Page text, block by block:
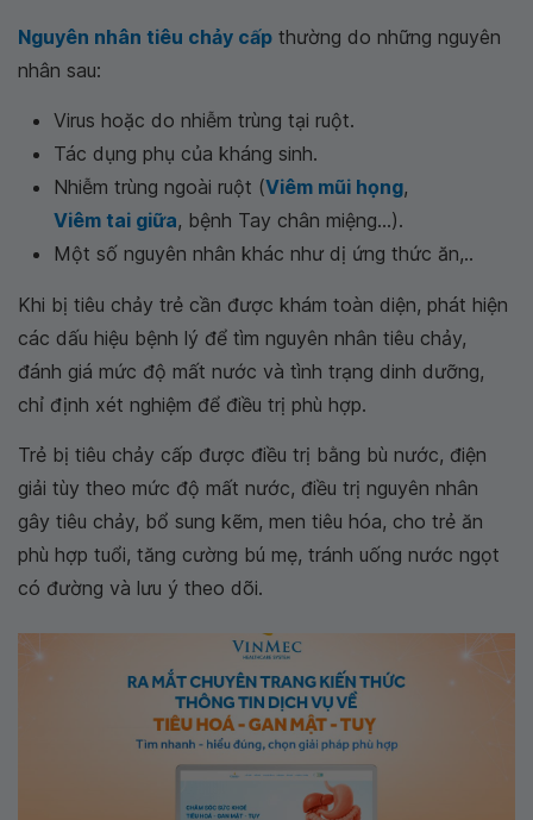
Nguyên nhân tiêu chảy cấpthường do những nguyên
nhân sau:
Virus hoặc do nhiễm trùng tại ruột.
Tác dụng phụ của kháng sinh.
Nhiễm trùng ngoài ruột (Viêm mũi họng
Viêm tai giữa , bệnh Tay chân miệng...).
Một số nguyên nhân khác như dị ứng thức ăn,..
Khi bị tiêu chảy trẻ cần được khám toàn diện, phát hiện
các dấu hiệu bệnh lý để tìm nguyên nhân tiêu chảy,
đánh giá mức độ mất nước và tình trạng dinh dưỡng,
chỉ định xét nghiệm để điều trị phù hợp.
Trẻ bị tiêu chảy cấp được điều trị bằng bù nước, điện
giải tùy theo mức độ mất nước, điều trị nguyên nhân
gây tiêu chảy, bổ sung kẽm, men tiêu hóa, cho trẻ ăn
phù hợp tuổi, tăng cường bú mẹ, tránh uống nước ngọt
có đường và lưu ý theo dõi.